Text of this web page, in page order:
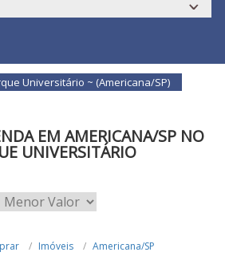
Universitário ~ (Americana/SP)
EM AMERICANA/SP NO
UNIVERSITÁRIO
Imóveis
Americana/SP